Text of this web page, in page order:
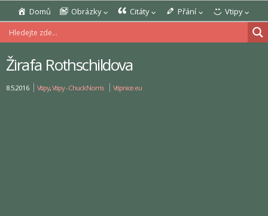
Domů Obrázky Citáty Přání Vtipy
Žirafa Rothschildova
8.5.2016 Vtipy,Vtipy - Chuck Norris Vtipnice.eu